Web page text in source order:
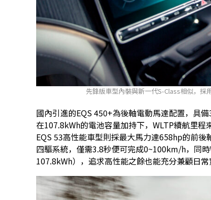
先鋒版車型內裝與新一代S-Class相似，採
國內引進的EQS 450+為後軸電動馬達配置，具
在107.8kWh的電池容量加持下，WLTP續航里
EQS 53高性能車型則採最大馬力達658hp的前
四驅系統，僅需3.8秒便可完成0~100km/h，同
107.8kWh），追求高性能之餘也能充分兼顧日常